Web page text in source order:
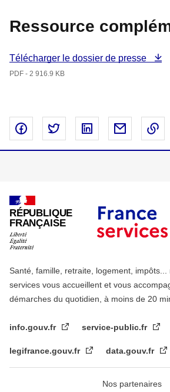
Ressource
Télécharger le dossier de presse
PDF - 2 916.9 KB
Partager sur Facebook -
Partager sur Twitter -
Partager sur
RÉPUBLIQUE
FRANÇAISE
Santé, famille, retraite, logement,
services vous accueillent et vous
démarches du quotidien, à moins de 20
info.gouv.fr service-public.fr
legifrance.gouv.fr data.gouv.fr
Nos partenaires